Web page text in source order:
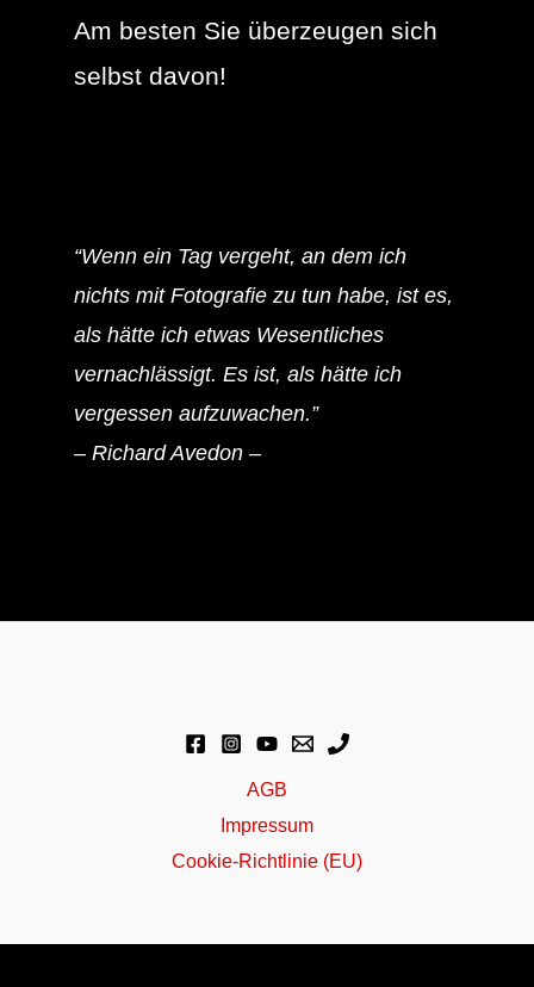
Am besten Sie überzeugen sich
selbst davon!
“Wenn ein Tag vergeht, an dem ich
nichts mit Fotografie zu tun habe, ist es,
als hätte ich etwas Wesentliches
vernachlässigt. Es ist, als hätte ich
vergessen aufzuwachen.”
– Richard Avedon –
AGB
Impressum
Cookie-Richtlinie (EU)